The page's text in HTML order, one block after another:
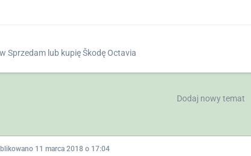
Sprzedam lub kupię Škodę Octavia
Dodaj nowy temat
11 marca 2018 o 17:04